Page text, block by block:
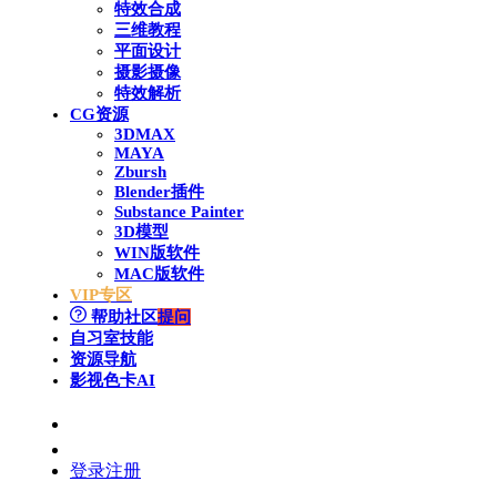
特效合成
三维教程
平面设计
摄影摄像
特效解析
CG资源
3DMAX
MAYA
Zbursh
Blender插件
Substance Painter
3D模型
WIN版软件
MAC版软件
VIP专区
帮助社区提问
自习室技能
资源导航
影视色卡AI
登录注册